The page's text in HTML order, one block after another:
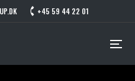
+45 59 44 22 01